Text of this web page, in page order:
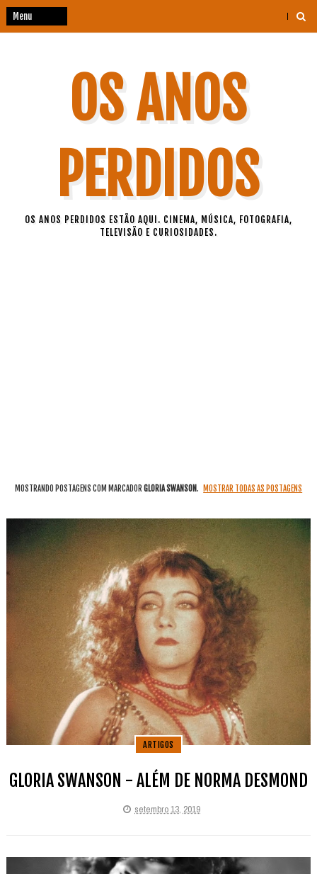
OS ANOS
PERDIDOS
OS ANOS PERDIDOS ESTÃO AQUI. CINEMA, MÚSICA, FOTOGRAFIA,
TELEVISÃO E CURIOSIDADES.
MOSTRANDO POSTAGENS COM MARCADORGLORIA SWANSON. MOSTRAR TODAS AS POSTAGENS
ARTIGOS
GLORIA SWANSON - ALÉM DE NORMA DESMOND
setembro 13, 2019